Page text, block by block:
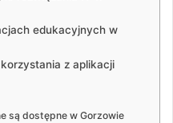
edukacyjnych w
z aplikacji
są dostępne w Gorzowie